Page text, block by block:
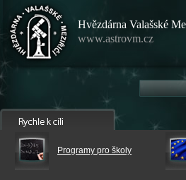
Hvězdárna Valašské
www.astrovm.cz
Programy pro školy